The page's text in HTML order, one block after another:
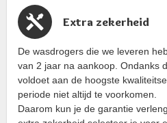
Extra zekerheid
De wasdrogers die we leveren
van 2 jaar na aankoop. Ondanks
voldoet aan de hoogste
periode niet altijd te voorkomen.
Daarom kun je de garantie